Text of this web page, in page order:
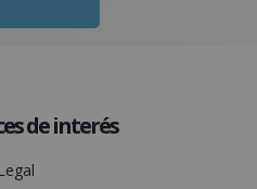
de interés